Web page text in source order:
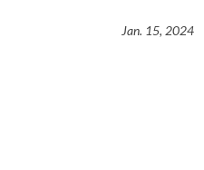
Jan. 15, 2024